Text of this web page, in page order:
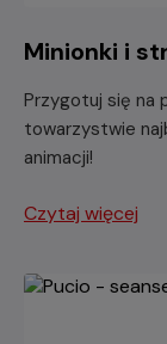
Minionki i
Przygotuj się na
towarzystwie
animacji!
Czytaj więcej